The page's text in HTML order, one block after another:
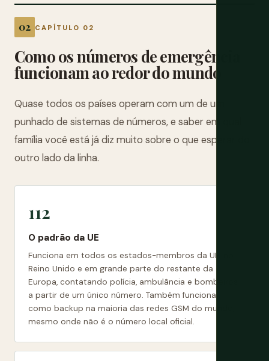
CAPÍTULO 02
Como os números de emergência
funcionam ao redor do mundo
Quase todos os países operam com um de um
punhado de sistemas de números, e saber em qual
família você está já diz muito sobre o que esperar do
outro lado da linha.
112
O padrão da UE
Funciona em todos os estados-membros da UE, no
Reino Unido e em grande parte do restante da
Europa, contatando polícia, ambulância e bombeiros
a partir de um único número. Também funciona
como backup na maioria das redes GSM do mundo,
mesmo onde não é o número local oficial.